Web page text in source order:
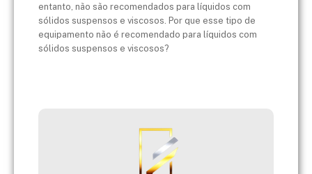
entanto, não são recomendados para líquidos com
sólidos suspensos e viscosos. Por que esse tipo de
equipamento não é recomendado para líquidos com
sólidos suspensos e viscosos?